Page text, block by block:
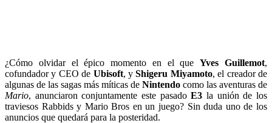
¿Cómo olvidar el épico momento en el queYves Guillemot,
cofundador y CEO de Ubisoft, yShigeru Miyamoto, el creador de
algunas de las sagas más míticas de Nintendo como las aventuras de
Mario, anunciaron conjuntamente este pasadoE3 la unión de los
traviesos Rabbids y Mario Bros en un juego? Sin duda uno de los
anuncios que quedará para la posteridad.